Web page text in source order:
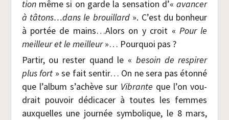
tionmême si on garde la sen­sa­tion d’«avan­cer
à tâtons…dans le brouillard». C’est du bon­heur
à por­tée de mains…Alors on y croit « Pour le
meilleur et le meilleur»… Pour­quoi pas ?
Par­tir, ou res­ter quand le « besoin de res­pi­rer
plus fort » se fait sen­tir… On ne sera pas éton­né
que l’album s’achève sur Vibrante que l’on vou­
drait pou­voir dédi­ca­cer à toutes les femmes
aux­quelles une jour­née sym­bo­lique, le 8 mars,